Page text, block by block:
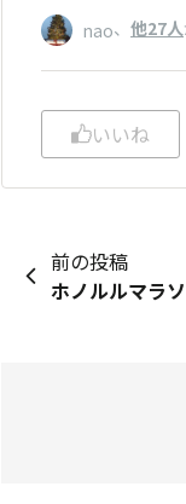
nao、 他27人
いいね
前の投稿